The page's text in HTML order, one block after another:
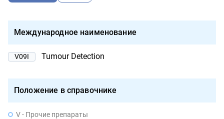
Международное наименование
V09I Tumour Detection
Положение в справочнике
V - Прочие препараты